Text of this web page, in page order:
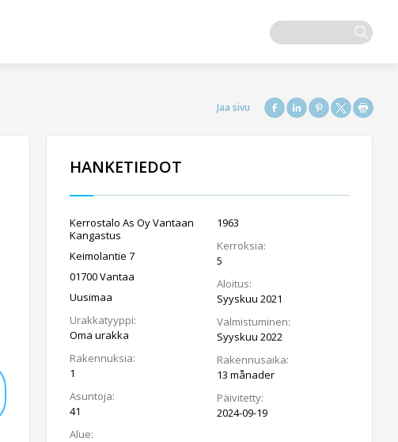
HANKETIEDOT
Kerrostalo As Oy Vantaan
Kangastus
Keimolantie 7
01700 Vantaa
Uusimaa
Urakkatyyppi:
Oma urakka
Rakennuksia:
1
Asuntoja:
41
Alue:
1963
Kerroksia:
5
Aloitus:
Syyskuu 2021
Valmistuminen:
Syyskuu 2022
Rakennusaika:
13 månader
Päivitetty:
2024-09-19